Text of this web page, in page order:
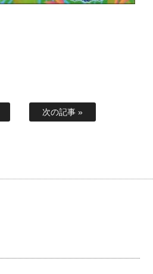
次の記事 »